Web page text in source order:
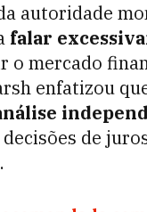
autoridade
falar
o mercado
enfatizou
de